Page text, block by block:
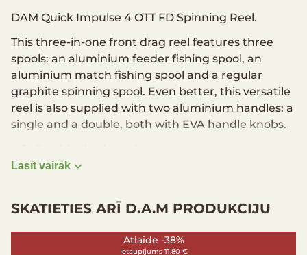
DAM Quick Impulse 4 OTT FD Spinning Reel.
This three-in-one front drag reel features three
spools: an aluminium feeder fishing spool, an
aluminium match fishing spool and a regular
graphite spinning spool. Even better, this versatile
reel is also supplied with two aluminium handles: a
single and a double, both with EVA handle knobs.
3+1 sealed ball bearings
Feeder shape aluminium spool
Match shape aluminium spool
Standard shape graphite spare spool
Aluminium spools feature rounded metal line
Lasīt vairāk
SKATIETIES ARĪ D.A.M PRODUKCIJU